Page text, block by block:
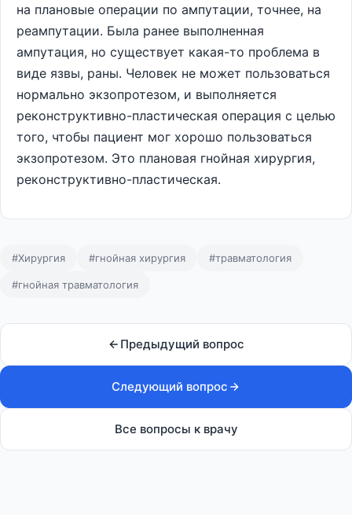
на плановые операции по ампутации, точнее, на
реампутации. Была ранее выполненная
ампутация, но существует какая-то проблема в
виде язвы, раны. Человек не может пользоваться
нормально экзопротезом, и выполняется
реконструктивно-пластическая операция с целью
того, чтобы пациент мог хорошо пользоваться
экзопротезом. Это плановая гнойная хирургия,
реконструктивно-пластическая.
#Хирургия #гнойная хирургия #травматология
#гнойная травматология
Предыдущий вопрос
Следующий вопрос
Все вопросы к врачу